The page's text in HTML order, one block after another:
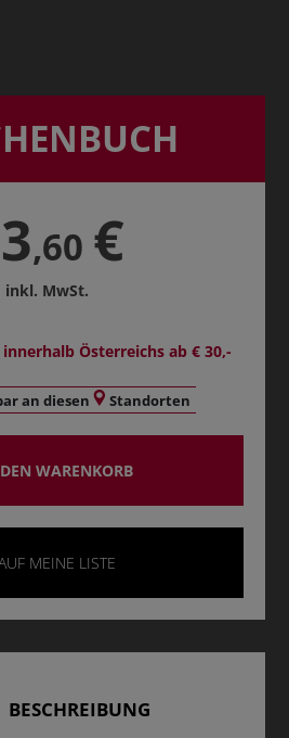
,60 €
inkl. MwSt.
Österreichs ab € 30,-
an diesen Standorten
WARENKORB
MEINE LISTE
BESCHREIBUNG